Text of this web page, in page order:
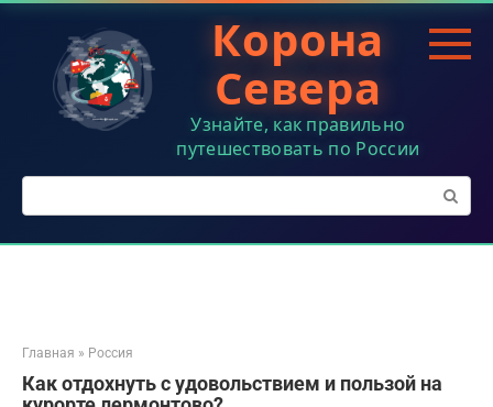
Перейти
контенту
Корона
Севера
Узнайте, как правильно
путешествовать по России
Поиск:
Главная » Россия
Как отдохнуть с удовольствием и пользой на